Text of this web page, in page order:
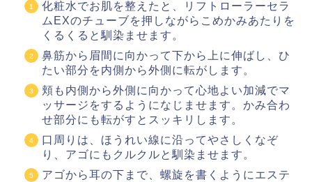
化粧水でお肌を整えたと、リフトローラーセラ
ムEXのチューブを押しながらこめかみあたりを
くるくると馴染ませます。
鼻筋から眉間に向かって下から上に伸ばし、ひ
たい部分を内側から外側に転がします。
頬も内側から外側に向かって心地よい加減でマ
ッサージをするようになじませます。かみ合わ
せ部分にも転がすとスッキリします。
口周りは、ほうれい線に沿ってやさしくなぞ
り、アゴにもクルクルと馴染ませます。
アゴから耳の下まで、螺旋を書くようにエステ